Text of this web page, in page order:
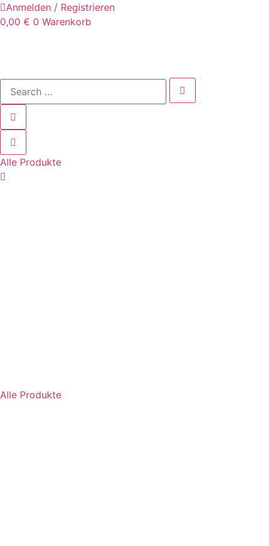
Anmelden / Registrieren
0,00 € 0 Warenkorb
Alle Produkte
Alle Produkte